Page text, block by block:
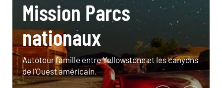
Mission Parcs
nationaux
Autotour famille entre Yellowstone et les canyons
de l’Ouest américain.